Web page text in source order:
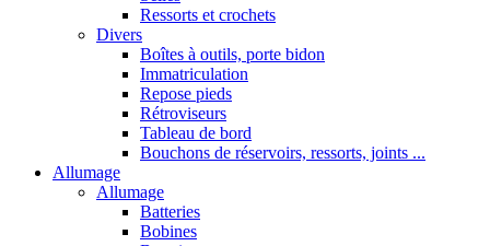
Ressorts et crochets
Divers
Boîtes à outils, porte bidon
Immatriculation
Repose pieds
Rétroviseurs
Tableau de bord
Bouchons de réservoirs, ressorts, joints ...
Allumage
Allumage
Batteries
Bobines